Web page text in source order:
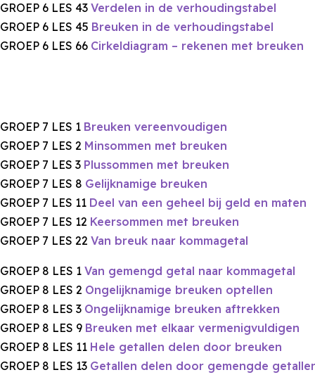
GROEP 6 LES 43 Verdelen in de verhoudingstabel
GROEP 6 LES 45 Breuken in de verhoudingstabel
GROEP 6 LES 66 Cirkeldiagram – rekenen met breuken
GROEP 7 LES 1 Breuken vereenvoudigen
GROEP 7 LES 2 Minsommen met breuken
GROEP 7 LES 3 Plussommen met breuken
GROEP 7 LES 8 Gelijknamige breuken
GROEP 7 LES 11 Deel van een geheel bij geld en maten
GROEP 7 LES 12 Keersommen met breuken
GROEP 7 LES 22 Van breuk naar kommagetal
GROEP 8 LES 1 Van gemengd getal naar kommagetal
GROEP 8 LES 2 Ongelijknamige breuken optellen
GROEP 8 LES 3 Ongelijknamige breuken aftrekken
GROEP 8 LES 9 Breuken met elkaar vermenigvuldigen
GROEP 8 LES 11 Hele getallen delen door breuken
GROEP 8 LES 13 Getallen delen door gemengde